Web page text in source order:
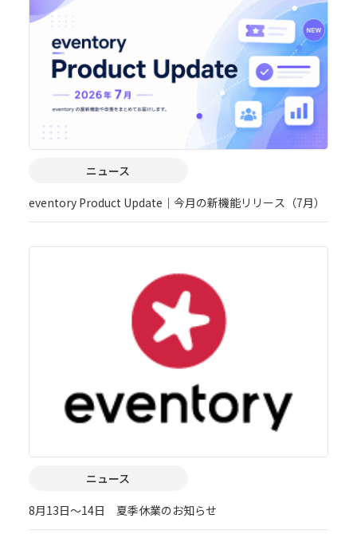
ニュース
eventory Product Update｜今月の新機能リリース（7月）
ニュース
8月13日～14日 夏季休業のお知らせ